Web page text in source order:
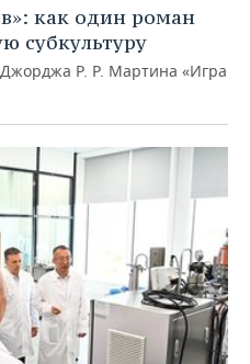
как один роман
субкультуру
Р. Р. Мартина «Игра